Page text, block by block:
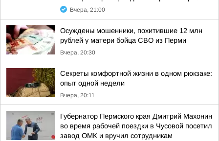
Вчера, 21:00
Осуждены мошенники, похитившие 12 млн
рублей у матери бойца СВО из Перми
Вчера, 20:30
Секреты комфортной жизни в одном рюкзаке:
опыт одной недели
Вчера, 20:11
Губернатор Пермского края Дмитрий Махонин
во время рабочей поездки в Чусовой посетил
завод ОМК и вручил сотрудникам